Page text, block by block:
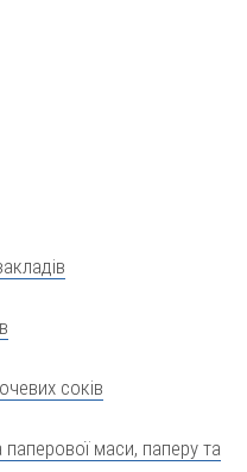
соків
маси, паперу та